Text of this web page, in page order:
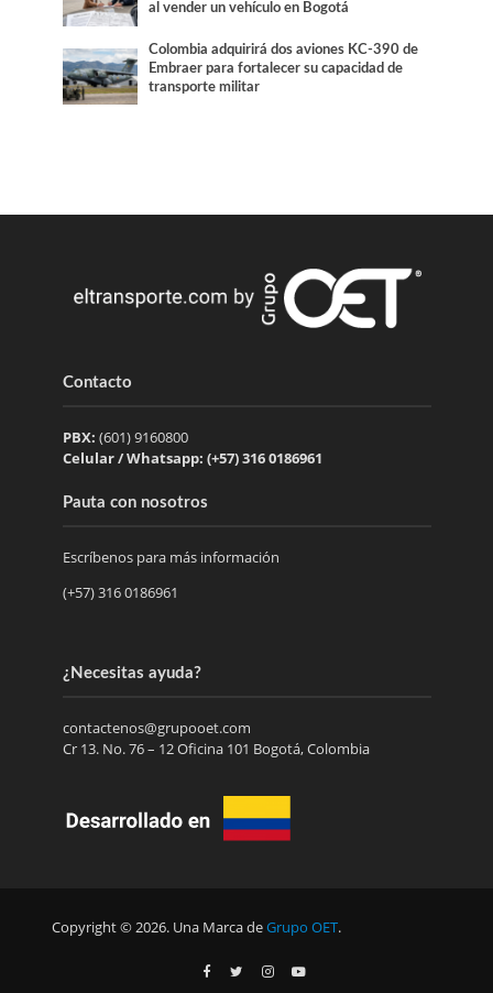
al vender un vehículo en Bogotá
Colombia adquirirá dos aviones KC-390 de
Embraer para fortalecer su capacidad de
transporte militar
Contacto
PBX: (601) 9160800
Celular / Whatsapp: (+57) 316 0186961
Pauta con nosotros
Escríbenos para más información
(+57) 316 0186961
¿Necesitas ayuda?
contactenos@grupooet.com
Cr 13. No. 76 – 12 Oficina 101 Bogotá, Colombia
Copyright © 2026. Una Marca deGrupo OET.